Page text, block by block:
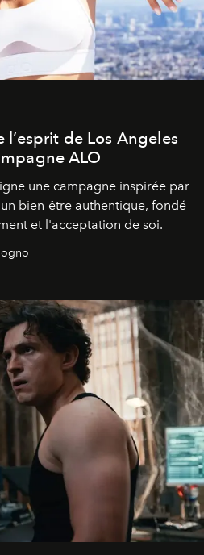
de Los Angeles
ALO
une campagne inspirée par
bien-être authentique, fondé
et l'acceptation de soi.